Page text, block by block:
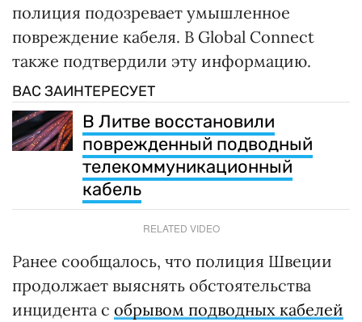
полиция подозревает умышленное
повреждение кабеля. В Global Connect
также подтвердили эту информацию.
ВАС ЗАИНТЕРЕСУЕТ
В Литве восстановили
поврежденный подводный
телекоммуникационный
кабель
RELATED VIDEO
Ранее сообщалось, что полиция Швеции
продолжает выяснять обстоятельства
инцидента с обрывом подводных кабелей